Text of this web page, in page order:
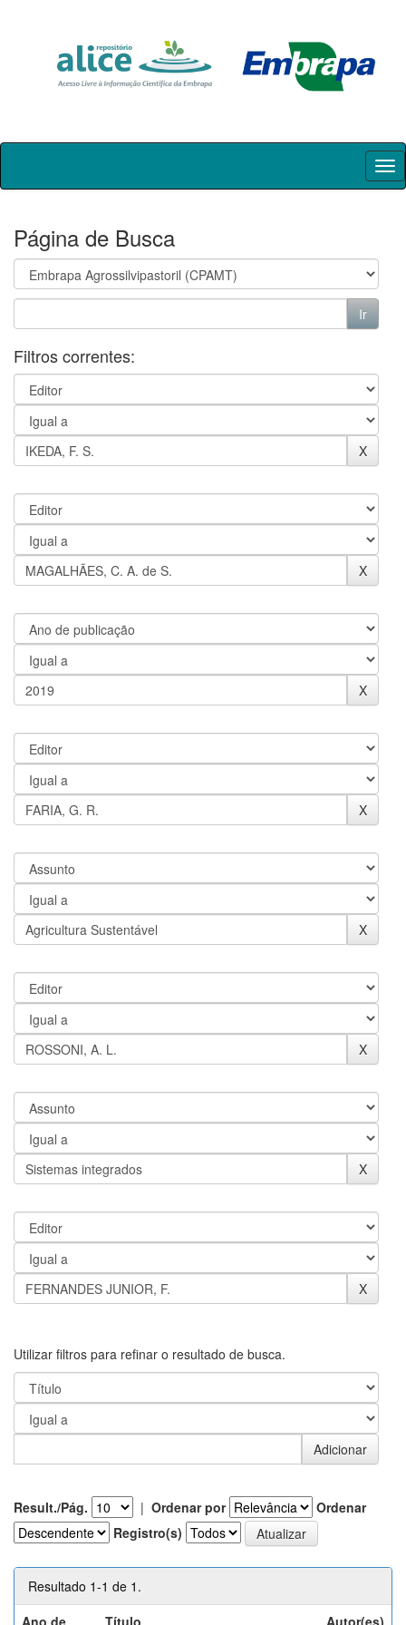
Skip
Página de Busca
Filtros correntes:
Utilizar filtros para refinar o resultado de busca.
Result./Pág. | Ordenar por
Ordenar
Registro(s)
Resultado 1-1 de 1.
Ano de
Título Autor(es)